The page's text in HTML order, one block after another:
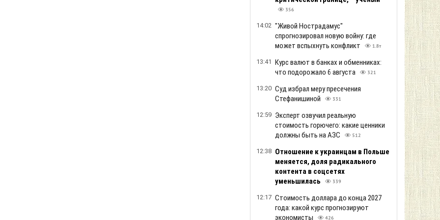
356
14:02 "Живой Нострадамус"
спрогнозировал новую войну: где
может вспыхнуть конфликт
1.8т
13:41 Курс валют в банках и обменниках:
что подорожало 6 августа
321
13:20 Суд избрал меру пресечения
Стефанишиной
331
12:59 Эксперт озвучил реальную
стоимость горючего: какие ценники
должны быть на АЗС
512
12:38 Отношение к украинцам в Польше
меняется, доля радикального
контента в соцсетях
уменьшилась
339
12:17 Стоимость доллара до конца 2027
года: какой курс прогнозируют
экономисты
426